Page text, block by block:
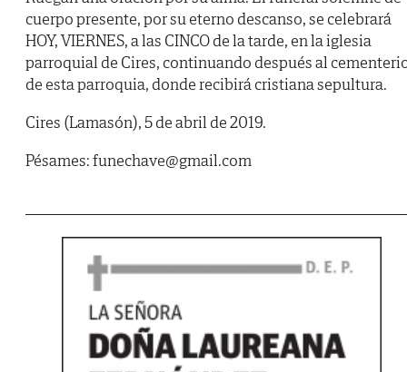
cuerpo presente, por su eterno descanso, se celebrará
HOY, VIERNES, a las CINCO de la tarde, en la iglesia
parroquial de Cires, continuando después al
de esta parroquia, donde recibirá cristiana sepultura.
Cires (Lamasón), 5 de abril de 2019.
Pésames: funechave@gmail.com